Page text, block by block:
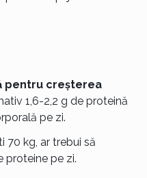
pentru creșterea
1,6-2,2 g de proteină
pe zi.
70 kg, ar trebui să
proteine pe zi.